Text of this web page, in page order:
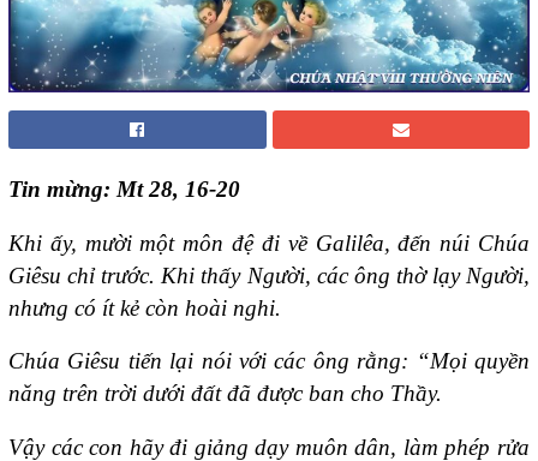
Tin mừng: Mt 28, 16-20
Khi ấy, mười một môn đệ đi về Galilêa, đến núi Chúa
Giêsu chỉ trước. Khi thấy Người, các ông thờ lạy Người,
nhưng có ít kẻ còn hoài nghi.
Chúa Giêsu tiến lại nói với các ông rằng: “Mọi quyền
năng trên trời dưới đất đã được ban cho Thầy.
Vậy các con hãy đi giảng dạy muôn dân, làm phép rửa